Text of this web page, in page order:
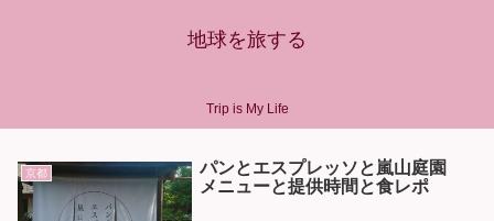
地球を旅する
Trip is My Life
京都
パンとエスプレッソと嵐山庭園
メニューと提供時間と食レポ